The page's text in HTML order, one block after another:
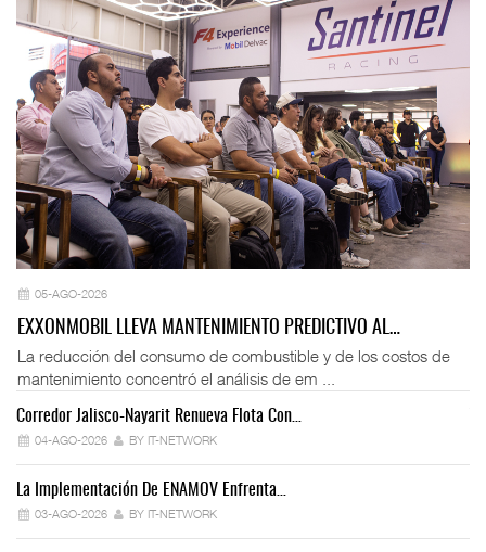
05-AGO-2026
EXXONMOBIL LLEVA MANTENIMIENTO PREDICTIVO AL…
La reducción del consumo de combustible y de los costos de
mantenimiento concentró el análisis de em ...
Corredor Jalisco-Nayarit Renueva Flota Con…
04-AGO-2026 BY IT-NETWORK
La Implementación De ENAMOV Enfrenta…
03-AGO-2026 BY IT-NETWORK